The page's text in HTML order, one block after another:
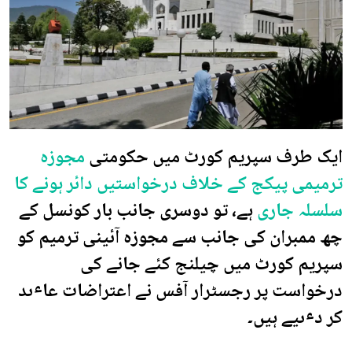
ایک طرف سپریم کورٹ میں حکومتیمجوزہ
ترمیمی پیکج کے خلاف درخواستیں دائر ہونے کا
سلسلہ جاریہے، تو دوسری جانب بار کونسل کے
چھ ممبران کی جانب سے مجوزہ آئینی ترمیم کو
سپریم کورٹ میں چیلنج کئے جانے کی
درخواست پر رجسٹرار آفس نے اعتراضات عاٸد
کر دٸیے ہیں۔